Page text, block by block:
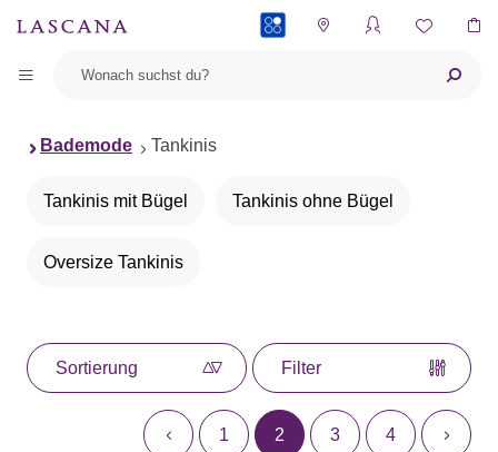
Bademode Tankinis
Tankinis mit Bügel Tankinis ohne Bügel
Oversize Tankinis
Sortierung Filter
1 2 3 4